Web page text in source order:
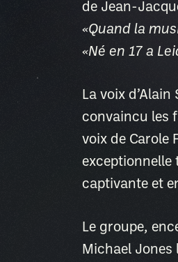
de Jean-
«Quand la
«Né en 17 a
La voix
convaincu les
voix de Carole
exceptionnelle
captivante et
Le groupe,
Michael Jones